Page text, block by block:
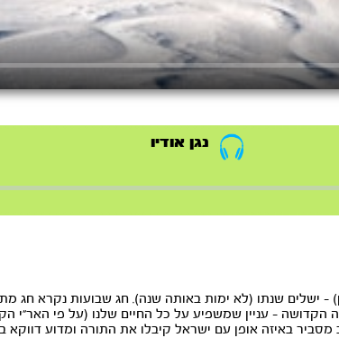
נגן אודיו
- ישלים שנתו (לא ימות באותה שנה). חג שבועות נקרא חג
הקדושה - עניין שמשפיע על כל החיים שלנו (על פי האר"י
מסביר באיזה אופן עם ישראל קיבלו את התורה ומדוע דווקא